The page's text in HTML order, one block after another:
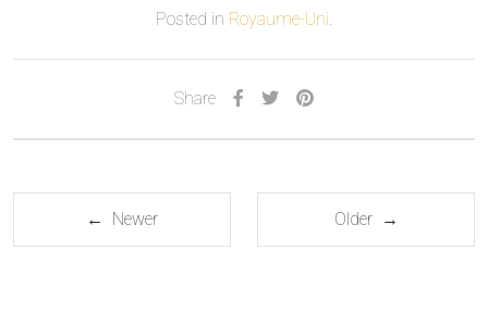
Posted in Royaume-Uni
Share
← Newer Older →